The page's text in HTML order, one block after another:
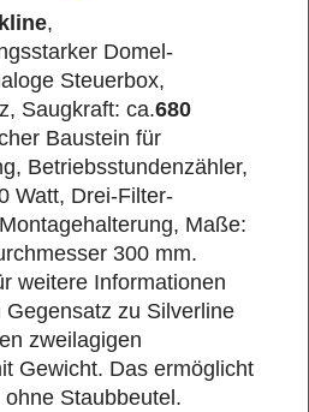
,
Domel-
Steuerbox,
Saugkraft: ca.680
Baustein für
Betriebsstundenzähler,
Watt, Drei-Filter-
Maße:
300 mm.
weitere Informationen
zu Silverline
zweilagigen
Gewicht. Das ermöglicht
Staubbeutel.